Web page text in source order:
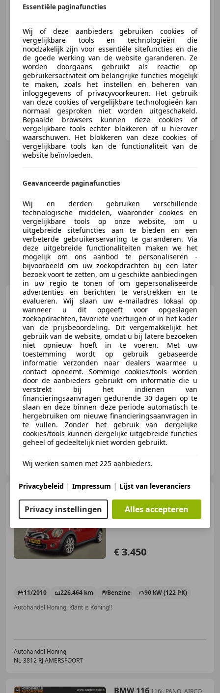
10/2014 194.048 km Benzine
51 kW (69 PK)
DVW Automotive
NL-1704 RM HEERHUGOWAARD
Toyota Yaris 1.0 VVT-i Trend
Airco | LMV | Nieuwe APK
€ 6.750
08/2014 127.499 km Benzine
51 kW (69 PK)
NL-5258 BL BERLICUM
MINI Cooper Cabrio
€ 3.450
11/2010 226.464 km Benzine
90 kW (122 PK)
Autohandel Honing, Klant is Koning!!
Autohandel Honing
NL-3812 RJ AMERSFOORT
BMW 116
Essentiële paginafuncties
Wij of deze aanbieders gebruiken cookies of
vergelijkbare tools en technologieën die
noodzakelijk zijn voor essentiële sitefuncties en die
de goede werking van de website garanderen. Ze
worden doorgaans gebruikt als reactie op
gebruikersactiviteit om belangrijke functies mogelijk
te maken, zoals het instellen en beheren van
inloggegevens of privacyvoorkeuren. Het gebruik
van deze cookies of vergelijkbare technologieën kan
normaal gesproken niet worden uitgeschakeld.
Bepaalde browsers kunnen deze cookies of
vergelijkbare tools echter blokkeren of u hierover
waarschuwen. Het blokkeren van deze cookies of
vergelijkbare tools kan de functionaliteit van de
website beïnvloeden.
Geavanceerde paginafuncties
Wij en derden gebruiken verschillende
technologische middelen, waaronder cookies en
vergelijkbare tools op onze website, om u
uitgebreide sitefuncties aan te bieden en een
verbeterde gebruikerservaring te garanderen. Via
deze uitgebreide functionaliteiten maken we het
mogelijk om ons aanbod te personaliseren -
bijvoorbeeld om uw zoekopdrachten bij een later
bezoek voort te zetten, om u geschikte aanbiedingen
in uw regio te tonen of om gepersonaliseerde
advertenties en berichten te verstrekken en te
evalueren. Wij slaan uw e-mailadres lokaal op
wanneer u dit opgeeft voor opgeslagen
zoekopdrachten, favoriete voertuigen of in het kader
van de prijsbeoordeling. Dit vergemakkelijkt het
gebruik van de website, omdat u bij latere bezoeken
niet opnieuw hoeft in te voeren. Met uw
toestemming wordt op gebruik gebaseerde
informatie verzonden naar dealers waarmee u
contact opneemt. Sommige cookies/tools worden
door de aanbieders gebruikt om informatie die u
verstrekt bij het indienen van
financieringsaanvragen gedurende 30 dagen op te
slaan en deze binnen deze periode automatisch te
hergebruiken om nieuwe financieringsaanvragen in
te vullen. Zonder het gebruik van dergelijke
cookies/tools kunnen dergelijke uitgebreide functies
geheel of gedeeltelijk niet worden gebruikt.
Wij werken samen met 225 aanbieders.
Privacybeleid | Impressum | Lijst van leveranciers
Privacy instellingen Alles accepteren